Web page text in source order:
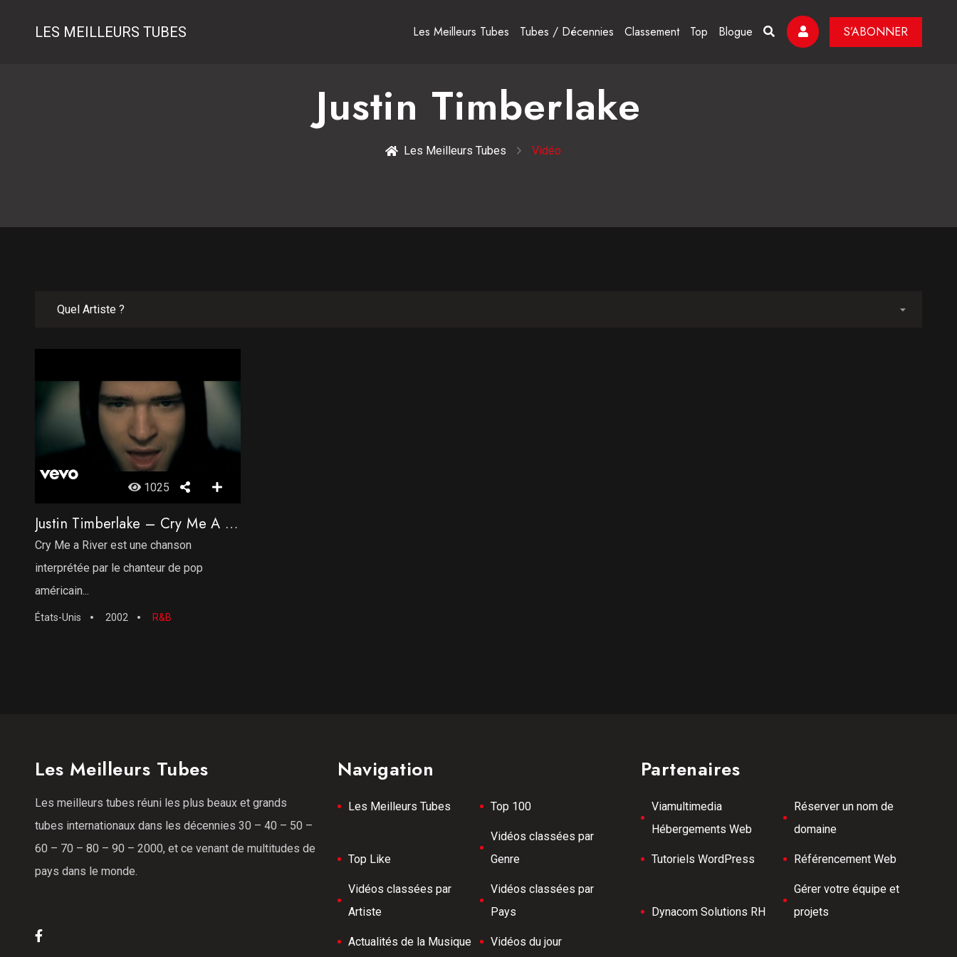
LES MEILLEURS TUBES Les Meilleurs Tubes Tubes / Décennies Classement Top Blogue S’ABONNER
Justin Timberlake
Les Meilleurs Tubes Vidéo
1025
Justin Timberlake – Cry Me A River
Cry Me a River est une chanson
interprétée par le chanteur de pop
américain...
États-Unis 2002 R&B
Les Meilleurs Tubes
Les meilleurs tubes réuni les plus beaux et grands
tubes internationaux dans les décennies 30 – 40 – 50 –
60 – 70 – 80 – 90 – 2000, et ce venant de multitudes de
pays dans le monde.
Navigation
Les Meilleurs Tubes Top 100
Top Like
Vidéos classées par
Genre
Vidéos classées par
Artiste
Vidéos classées par
Pays
Actualités de la Musique Vidéos du jour
Partenaires
Viamultimedia
Hébergements Web
Réserver un nom de
domaine
Tutoriels WordPress Référencement Web
Dynacom Solutions RH
Gérer votre équipe et
projets